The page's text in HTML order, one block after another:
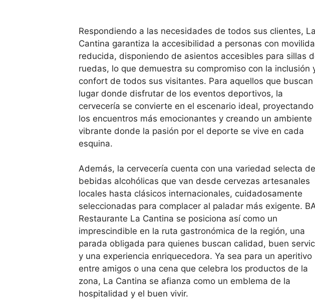
Respondiendo a las necesidades de todos sus clientes, La
Cantina garantiza la accesibilidad a personas con
reducida, disponiendo de asientos accesibles para sillas
ruedas, lo que demuestra su compromiso con la inclusión
confort de todos sus visitantes. Para aquellos que buscan
lugar donde disfrutar de los eventos deportivos, la
cervecería se convierte en el escenario ideal, proyectando
los encuentros más emocionantes y creando un ambiente
vibrante donde la pasión por el deporte se vive en cada
esquina.
Además, la cervecería cuenta con una variedad selecta de
bebidas alcohólicas que van desde cervezas artesanales
locales hasta clásicos internacionales, cuidadosamente
seleccionadas para complacer al paladar más exigente.
Restaurante La Cantina se posiciona así como un
imprescindible en la ruta gastronómica de la región, una
parada obligada para quienes buscan calidad, buen
y una experiencia enriquecedora. Ya sea para un aperitivo
entre amigos o una cena que celebra los productos de la
zona, La Cantina se afianza como un emblema de la
hospitalidad y el buen vivir.